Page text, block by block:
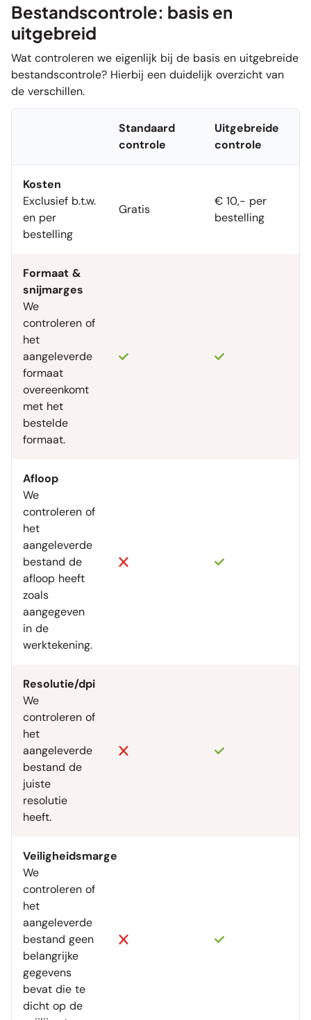
Bestandscontrole: basis en
uitgebreid
Wat controleren we eigenlijk bij de basis en uitgebreide
bestandscontrole? Hierbij een duidelijk overzicht van
de verschillen.
Standaard
controle
Uitgebreide
controle
Kosten
Exclusief b.t.w.
en per
bestelling
Gratis
€ 10,- per
bestelling
Formaat &
snijmarges
We
controleren of
het
aangeleverde
formaat
overeenkomt
met het
bestelde
formaat.
Afloop
We
controleren of
het
aangeleverde
bestand de
afloop heeft
zoals
aangegeven
in de
werktekening.
Resolutie/dpi
We
controleren of
het
aangeleverde
bestand de
juiste
resolutie
heeft.
Veiligheidsmarge
We
controleren of
het
aangeleverde
bestand geen
belangrijke
gegevens
bevat die te
dicht op de